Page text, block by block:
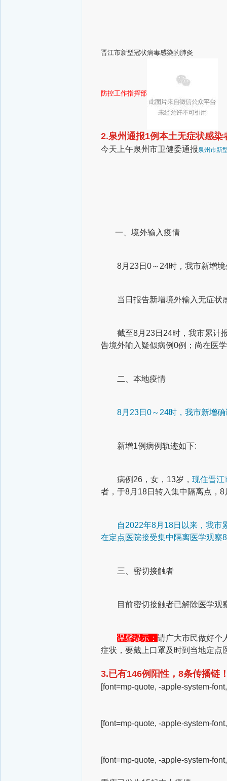
晋江市新型冠状病毒感染的肺炎
防控工作指挥部
2.泉州通报1例本土无症状感染
今天上午泉州市卫健委通报泉州市新
一、境外输入疫情
8月23日0～24时，我市新增境
当日报告新增境外输入无症状
截至8月23日24时，我市累计报
告境外输入疑似病例0例；尚在医
二、本地疫情
8月23日0～24时，我市新增
新增1例病例轨迹如下:
病例26，女，13岁， 现住晋江
者，于8月18日转入集中隔离点，
自2022年8月18日以来，我市
在定点医院接受集中隔离医学观察
三、密切接触者
目前密切接触者已解除医学观
温馨提示： 请广大市民做好个
症状，要戴上口罩及时到当地定点
3.已有146例阳性，8条传播链
[font=mp-quote, -apple-system-
[font=mp-quote, -apple-system-
[font=mp-quote, -apple-system-